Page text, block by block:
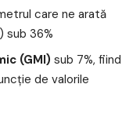
care ne arată
sub 36%
(GMI) sub 7%, fiind
de valorile